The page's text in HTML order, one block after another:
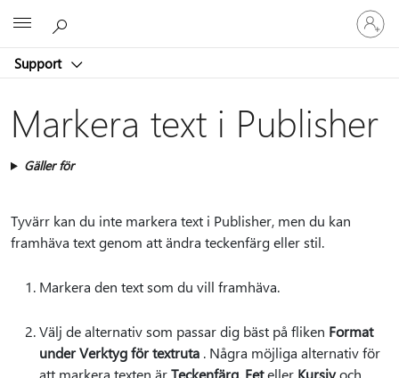
Support
Logga
in
på
konto
Markera text i Publisher
Gäller för
Tyvärr kan du inte markera text i Publisher, men du kan
framhäva text genom att ändra teckenfärg eller stil.
Markera den text som du vill framhäva.
Välj de alternativ som passar dig bäst på fliken Format
under Verktyg för textruta . Några möjliga alternativ för
att markera texten ärTeckenfärg, Feteller Kursivoch